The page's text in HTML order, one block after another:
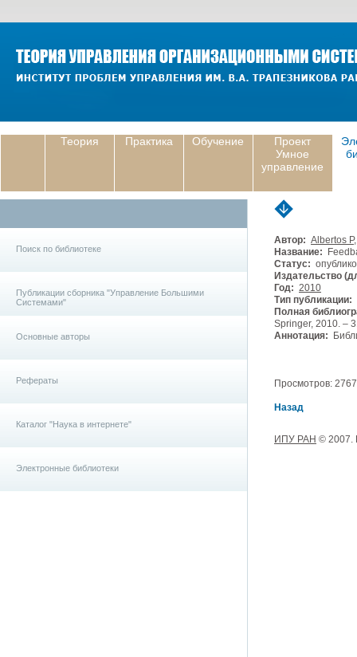
Теория Практика Обучение
Проект
Умное
управление
Поиск по библиотеке
Публикации сборника "Управление Большими
Системами"
Основные авторы
Рефераты
Каталог "Наука в интернете"
Электронные библиотеки
Автор: Albertos P
Название:
Статус:
Издательство
Год: 2010
Тип публикации:
Полная
Springer, 2010. –
Аннотация:
Просмотров:
Назад
ИПУ РАН © 2007.